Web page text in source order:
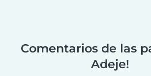
Comentarios de las
Adeje!